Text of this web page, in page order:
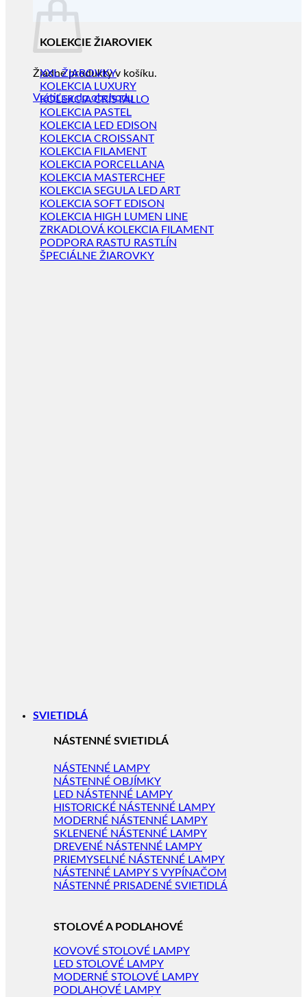
Žiadne produkty v košíku.
Vrátiť sa do obchodu
KOLEKCIE ŽIAROVIEK
XXL ŽIAROVKY
KOLEKCIA LUXURY
KOLEKCIA CRISTALLO
KOLEKCIA PASTEL
KOLEKCIA LED EDISON
KOLEKCIA CROISSANT
KOLEKCIA FILAMENT
KOLEKCIA PORCELLANA
KOLEKCIA MASTERCHEF
KOLEKCIA SEGULA LED ART
KOLEKCIA SOFT EDISON
KOLEKCIA HIGH LUMEN LINE
ZRKADLOVÁ KOLEKCIA FILAMENT
PODPORA RASTU RASTLÍN
ŠPECIÁLNE ŽIAROVKY
SVIETIDLÁ
NÁSTENNÉ SVIETIDLÁ
NÁSTENNÉ LAMPY
NÁSTENNÉ OBJÍMKY
LED NÁSTENNÉ LAMPY
HISTORICKÉ NÁSTENNÉ LAMPY
MODERNÉ NÁSTENNÉ LAMPY
SKLENENÉ NÁSTENNÉ LAMPY
DREVENÉ NÁSTENNÉ LAMPY
PRIEMYSELNÉ NÁSTENNÉ LAMPY
NÁSTENNÉ LAMPY S VYPÍNAČOM
NÁSTENNÉ PRISADENÉ SVIETIDLÁ
STOLOVÉ A PODLAHOVÉ
KOVOVÉ STOLOVÉ LAMPY
LED STOLOVÉ LAMPY
MODERNÉ STOLOVÉ LAMPY
PODLAHOVÉ LAMPY